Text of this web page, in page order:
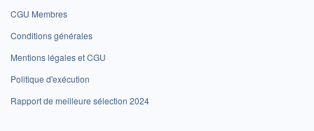
CGU Membres
Conditions générales
Mentions légales et CGU
Politique d'exécution
Rapport de meilleure sélection 2024